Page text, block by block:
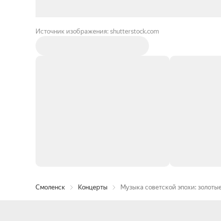
Источник изображения: shutterstock.com
Смоленск Концерты Музыка советской эпохи: